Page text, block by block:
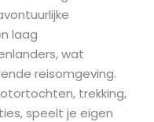
laag
wat
reisomgeving.
trekking,
speelt je eigen